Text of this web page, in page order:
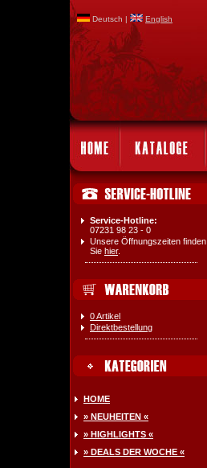
Deutsch | English
Service-Hotline:
07231 98 23 - 0
Unsere Öffnungszeiten finden
Sie hier.
0 Artikel
Direktbestellung
HOME
» NEUHEITEN «
» HIGHLIGHTS «
» DEALS DER WOCHE «